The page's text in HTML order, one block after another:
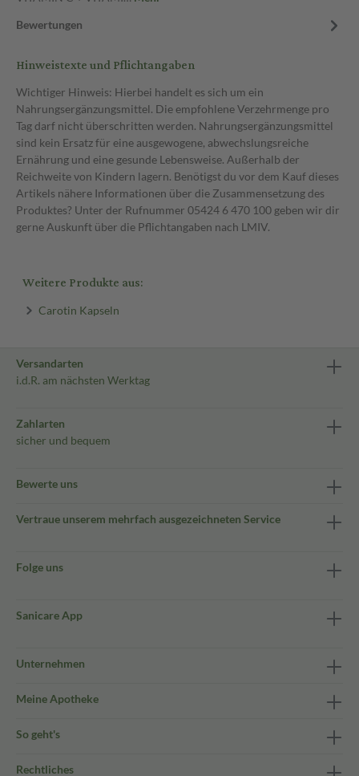
Bewertungen
Hinweistexte und Pflichtangaben
Wichtiger Hinweis: Hierbei handelt es sich um ein
Nahrungsergänzungsmittel. Die empfohlene Verzehrmenge pro
Tag darf nicht überschritten werden. Nahrungsergänzungsmittel
sind kein Ersatz für eine ausgewogene, abwechslungsreiche
Ernährung und eine gesunde Lebensweise. Außerhalb der
Reichweite von Kindern lagern. Benötigst du vor dem Kauf dieses
Artikels nähere Informationen über die Zusammensetzung des
Produktes? Unter der Rufnummer 05424 6 470 100 geben wir dir
gerne Auskunft über die Pflichtangaben nach LMIV.
Weitere Produkte aus:
Carotin Kapseln
Versandarten
i.d.R. am nächsten Werktag
Zahlarten
sicher und bequem
Bewerte uns
Vertraue unserem mehrfach ausgezeichneten Service
Folge uns
Sanicare App
Unternehmen
Meine Apotheke
So geht's
Rechtliches